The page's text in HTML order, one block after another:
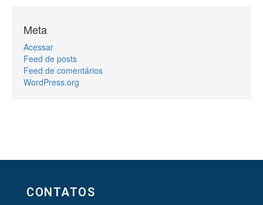
Meta
Acessar
Feed de posts
Feed de comentários
WordPress.org
CONTATOS